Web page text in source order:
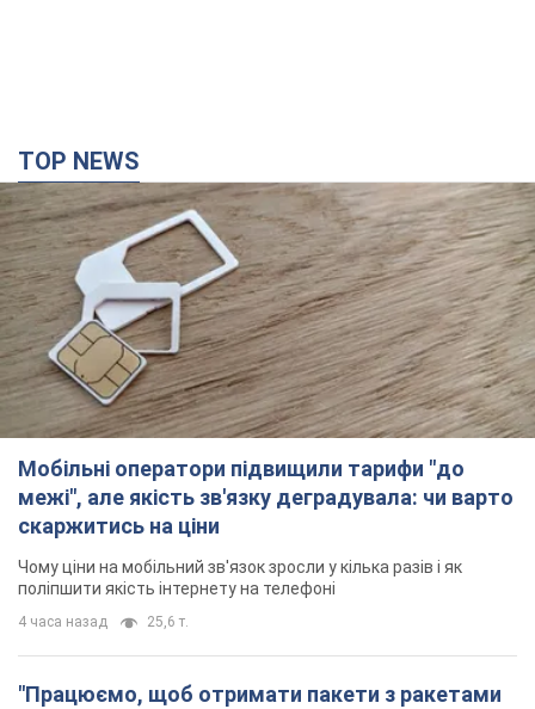
TOP NEWS
Мобільні оператори підвищили тарифи "до
межі", але якість зв'язку деградувала: чи варто
скаржитись на ціни
Чому ціни на мобільний зв'язок зросли у кілька разів і як
поліпшити якість інтернету на телефоні
4 часа назад 25,6 т.
"Працюємо, щоб отримати пакети з ракетами